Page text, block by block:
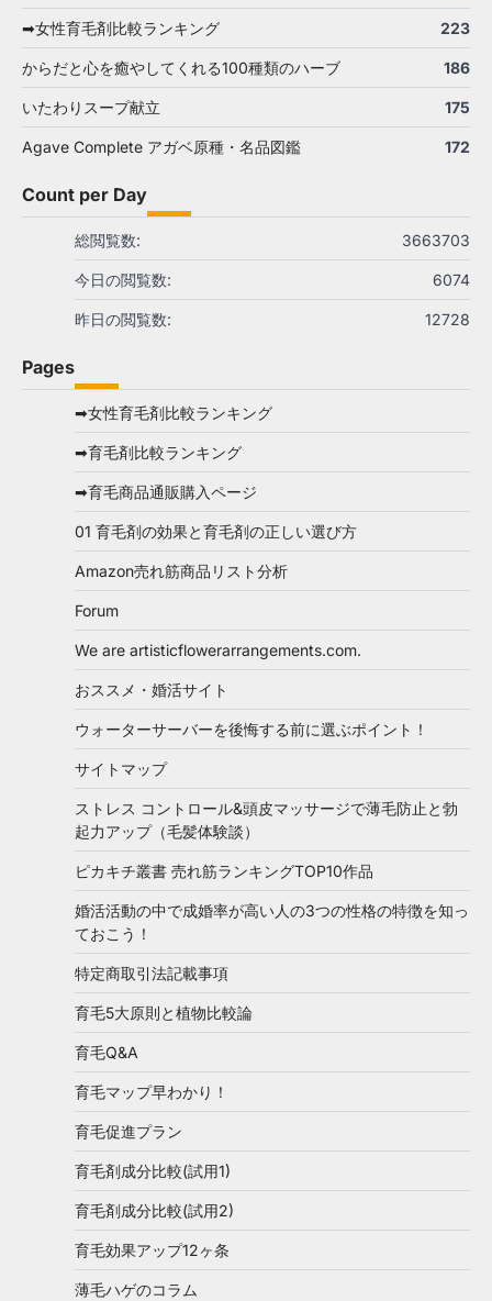
➡女性育毛剤比較ランキング 223
からだと心を癒やしてくれる100種類のハーブ 186
いたわりスープ献立 175
Agave Complete アガベ原種・名品図鑑 172
Count per Day
3663703
総閲覧数:
6074
今日の閲覧数:
12728
昨日の閲覧数:
Pages
➡女性育毛剤比較ランキング
➡育毛剤比較ランキング
➡育毛商品通販購入ページ
01 育毛剤の効果と育毛剤の正しい選び方
Amazon売れ筋商品リスト分析
Forum
We are artisticflowerarrangements.com.
おススメ・婚活サイト
ウォーターサーバーを後悔する前に選ぶポイント！
サイトマップ
ストレス コントロール&頭皮マッサージで薄毛防止と勃
起力アップ（毛髪体験談）
ピカキチ叢書 売れ筋ランキングTOP10作品
婚活活動の中で成婚率が高い人の3つの性格の特徴を知っ
ておこう！
特定商取引法記載事項
育毛5大原則と植物比較論
育毛Q&A
育毛マップ早わかり！
育毛促進プラン
育毛剤成分比較(試用1)
育毛剤成分比較(試用2)
育毛効果アップ12ヶ条
薄毛ハゲのコラム